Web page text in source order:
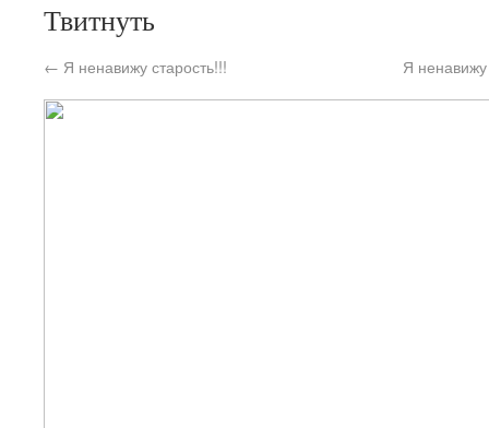
Твитнуть
← Я ненавижу старость!!! Я